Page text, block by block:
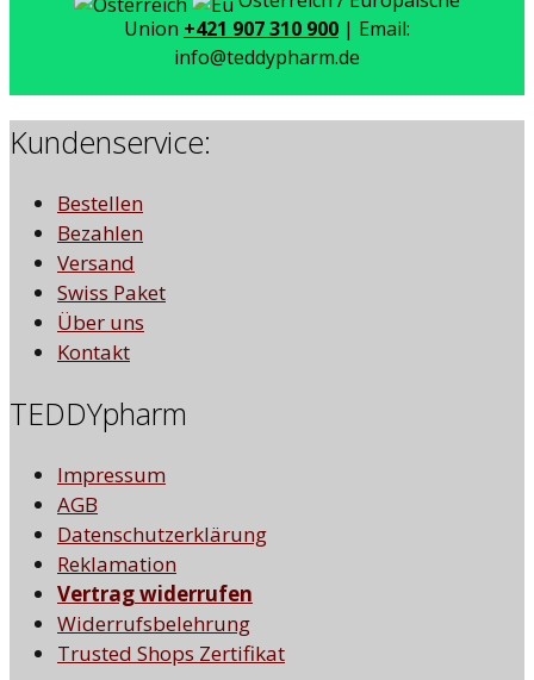
Union +421 907 310 900 | Email:
info@teddypharm.de
Kundenservice:
Bestellen
Bezahlen
Versand
Swiss Paket
Über uns
Kontakt
TEDDYpharm
Impressum
AGB
Datenschutzerklärung
Reklamation
Vertrag widerrufen
Widerrufsbelehrung
Trusted Shops Zertifikat